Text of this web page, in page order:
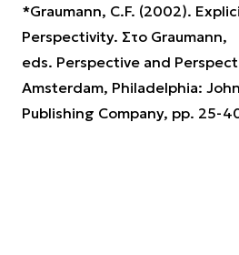
*Graumann, C.F. (2002).
Perspectivity. Στο Graumann,
eds. Perspective and
Amsterdam, Philadelphia:
Publishing Company, pp. 25-